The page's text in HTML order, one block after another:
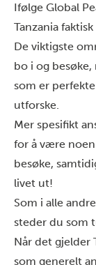
Ifølge Global
Tanzania
De viktigste
bo i og
som er
utforske.
Mer spesifikt
for å være
besøke,
livet ut!
Som i alle
steder du som
Når det gjelder
som generelt